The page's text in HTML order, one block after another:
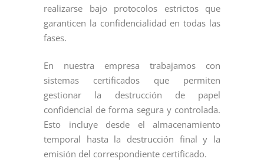
realizarse bajo protocolos estrictos que
garanticen la confidencialidad en todas las
fases.
En nuestra empresa trabajamos con
sistemas certificados que permiten
gestionar la destrucción de papel
confidencial de forma segura y controlada.
Esto incluye desde el almacenamiento
temporal hasta la destrucción final y la
emisión del correspondiente certificado.